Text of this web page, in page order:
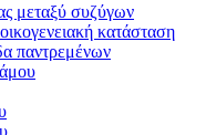
μεταξύ συζύγων
κατάσταση
παντρεμένων